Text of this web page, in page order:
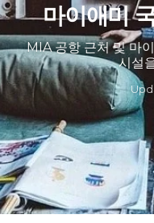
마이애미
MIA 공항 근처 및 마
시설